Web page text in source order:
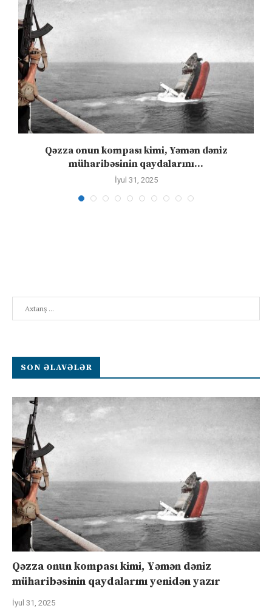
Qəzza onun kompası kimi, Yəmən dəniz
müharibəsinin qaydalarını...
İyul 31, 2025
SON ƏLAVƏLƏR
Qəzza onun kompası kimi, Yəmən dəniz
müharibəsinin qaydalarını yenidən yazır
İyul 31, 2025